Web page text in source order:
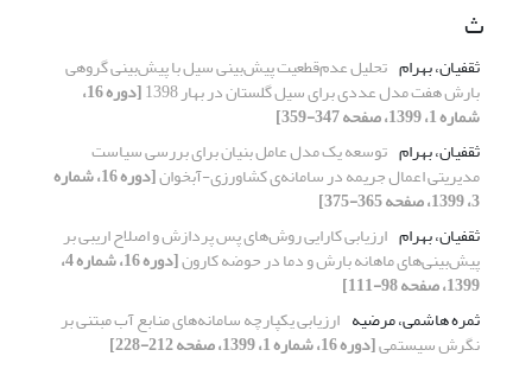
ث
ثقفیان، بهرام تحلیل عدم‌قطعیت پیش‌بینی سیل با پیش‌بینی گروهی
بارش هفت مدل عددی برای سیل گلستان در بهار 1398 [دوره 16،
شماره 1، 1399، صفحه 347-359]
ثقفیان، بهرام توسعه یک مدل عامل بنیان برای بررسی سیاست
مدیریتی اعمال جریمه در سامانه‌ی کشاورزی-آبخوان [دوره 16، شماره
3، 1399، صفحه 365-375]
ثقفیان، بهرام ارزیابی کارایی روش‌های پس پردازش و اصلاح اریبی بر
پیش‌بینی‌های ماهانه بارش و دما در حوضه کارون [دوره 16، شماره 4،
1399، صفحه 98-111]
ثمره هاشمی، مرضیه ارزیابی یکپارچه سامانه‌های منابع آب مبتنی بر
نگرش سیستمی[دوره 16، شماره 1، 1399، صفحه 212-228]